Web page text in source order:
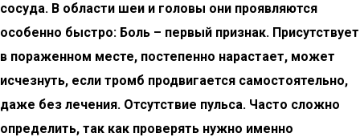
сосуда. В области шеи и головы они проявляются
особенно быстро: Боль – первый признак. Присутствует
в пораженном месте, постепенно нарастает, может
исчезнуть, если тромб продвигается самостоятельно,
даже без лечения. Отсутствие пульса. Часто сложно
определить, так как проверять нужно именно